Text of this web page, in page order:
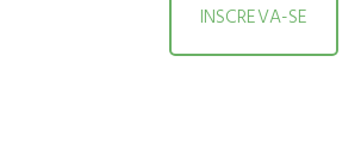
INSCREVA-SE